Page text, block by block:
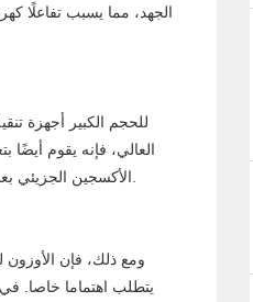
الجهد، مما يسبب تفاعلًا
للحجم الكبير أجهزة
العالي، فإنه يقوم أيضًا
ومع ذلك، فإن
يتطلب اهتماما خاصا.